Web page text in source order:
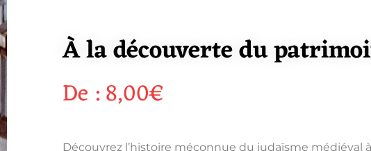
À la découverte du
De :8,00€
Découvrez l’histoire méconnue du judaïsme médiéval